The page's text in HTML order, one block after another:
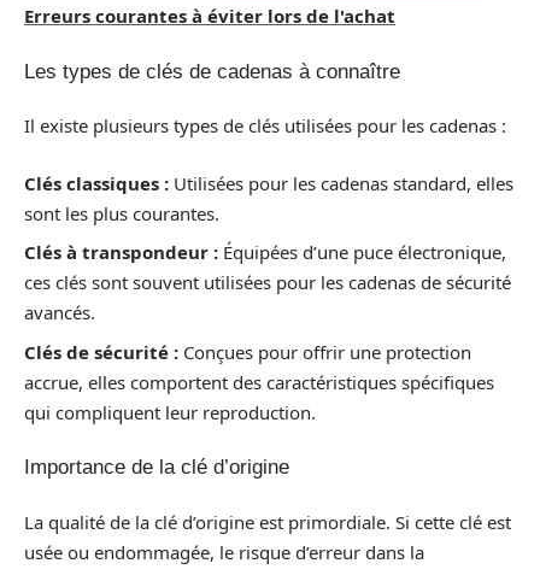
Erreurs courantes à éviter lors de l'achat
Les types de clés de cadenas à connaître
Il existe plusieurs types de clés utilisées pour les cadenas :
Clés classiques : Utilisées pour les cadenas standard, elles
sont les plus courantes.
Clés à transpondeur : Équipées d’une puce électronique,
ces clés sont souvent utilisées pour les cadenas de sécurité
avancés.
Clés de sécurité : Conçues pour offrir une protection
accrue, elles comportent des caractéristiques spécifiques
qui compliquent leur reproduction.
Importance de la clé d’origine
La qualité de la clé d’origine est primordiale. Si cette clé est
usée ou endommagée, le risque d’erreur dans la